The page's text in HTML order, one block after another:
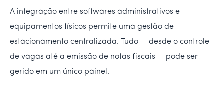
A integração entre softwares administrativos e
equipamentos físicos permite uma gestão de
estacionamento centralizada. Tudo — desde o controle
de vagas até a emissão de notas fiscais — pode ser
gerido em um único painel.